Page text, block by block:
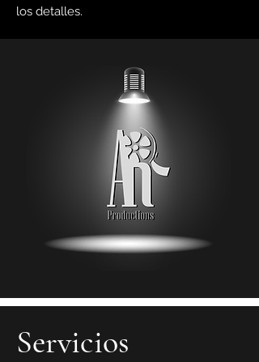
los detalles.
Servicios